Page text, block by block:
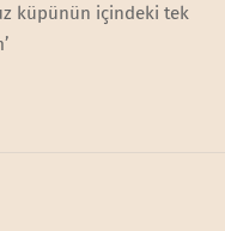
küpünün içindeki tek